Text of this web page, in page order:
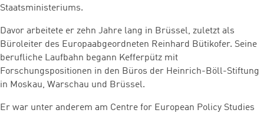
Staatsministeriums.
Davor arbeitete er zehn Jahre lang in Brüssel, zuletzt als
Büroleiter des Europaabgeordneten Reinhard Bütikofer. Seine
berufliche Laufbahn begann Kefferpütz mit
Forschungspositionen in den Büros der Heinrich-Böll-Stiftung
in Moskau, Warschau und Brüssel.
Er war unter anderem am Centre for European Policy Studies